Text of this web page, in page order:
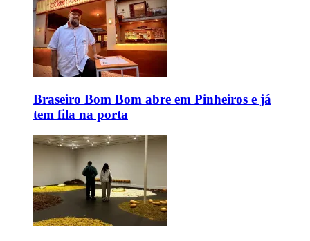
Braseiro Bom Bom abre em Pinheiros e já
tem fila na porta